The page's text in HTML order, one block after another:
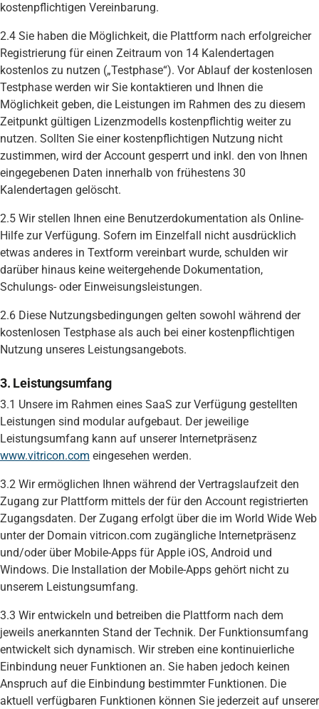
kostenpflichtigen Vereinbarung.
2.4 Sie haben die Möglichkeit, die Plattform nach erfolgreicher
Registrierung für einen Zeitraum von 14 Kalendertagen
kostenlos zu nutzen („Testphase“). Vor Ablauf der kostenlosen
Testphase werden wir Sie kontaktieren und Ihnen die
Möglichkeit geben, die Leistungen im Rahmen des zu diesem
Zeitpunkt gültigen Lizenzmodells kostenpflichtig weiter zu
nutzen. Sollten Sie einer kostenpflichtigen Nutzung nicht
zustimmen, wird der Account gesperrt und inkl. den von Ihnen
eingegebenen Daten innerhalb von frühestens 30
Kalendertagen gelöscht.
2.5 Wir stellen Ihnen eine Benutzerdokumentation als Online-
Hilfe zur Verfügung. Sofern im Einzelfall nicht ausdrücklich
etwas anderes in Textform vereinbart wurde, schulden wir
darüber hinaus keine weitergehende Dokumentation,
Schulungs- oder Einweisungsleistungen.
2.6 Diese Nutzungsbedingungen gelten sowohl während der
kostenlosen Testphase als auch bei einer kostenpflichtigen
Nutzung unseres Leistungsangebots.
3. Leistungsumfang
3.1 Unsere im Rahmen eines SaaS zur Verfügung gestellten
Leistungen sind modular aufgebaut. Der jeweilige
Leistungsumfang kann auf unserer Internetpräsenz
www.vitricon.com eingesehen werden.
3.2 Wir ermöglichen Ihnen während der Vertragslaufzeit den
Zugang zur Plattform mittels der für den Account registrierten
Zugangsdaten. Der Zugang erfolgt über die im World Wide Web
unter der Domain vitricon.com zugängliche Internetpräsenz
und/oder über Mobile-Apps für Apple iOS, Android und
Windows. Die Installation der Mobile-Apps gehört nicht zu
unserem Leistungsumfang.
3.3 Wir entwickeln und betreiben die Plattform nach dem
jeweils anerkannten Stand der Technik. Der Funktionsumfang
entwickelt sich dynamisch. Wir streben eine kontinuierliche
Einbindung neuer Funktionen an. Sie haben jedoch keinen
Anspruch auf die Einbindung bestimmter Funktionen. Die
aktuell verfügbaren Funktionen können Sie jederzeit auf unserer